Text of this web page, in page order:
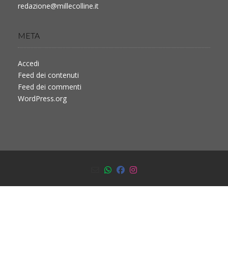
redazione@millecolline.it
META
Accedi
Feed dei contenuti
Feed dei commenti
WordPress.org